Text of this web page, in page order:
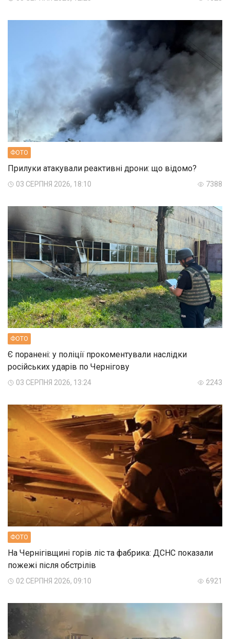
ФОТО
Прилуки атакували реактивні дрони: що відомо?
03 СЕРПНЯ 2026, 18:10 7388
ФОТО
Є поранені: у поліції прокоментували наслідки
російських ударів по Чернігову
03 СЕРПНЯ 2026, 13:24 2243
ФОТО
На Чернігівщині горів ліс та фабрика: ДСНС показали
пожежі після обстрілів
02 СЕРПНЯ 2026, 09:10 6921